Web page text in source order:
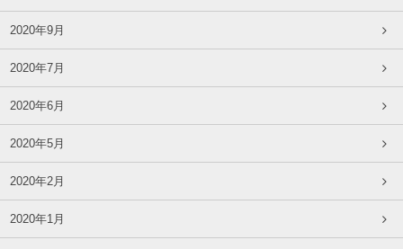
2020年9月
2020年7月
2020年6月
2020年5月
2020年2月
2020年1月